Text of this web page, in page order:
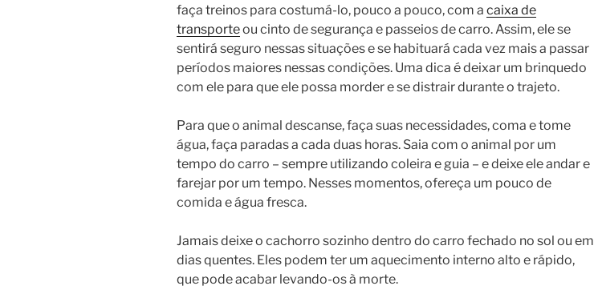
faça treinos para costumá-lo, pouco a pouco, com a caixa de
transporteou cinto de segurança e passeios de carro. Assim, ele se
sentirá seguro nessas situações e se habituará cada vez mais a passar
períodos maiores nessas condições. Uma dica é deixar um brinquedo
com ele para que ele possa morder e se distrair durante o trajeto.
Para que o animal descanse, faça suas necessidades, coma e tome
água, faça paradas a cada duas horas. Saia com o animal por um
tempo do carro – sempre utilizando coleira e guia – e deixe ele andar e
farejar por um tempo. Nesses momentos, ofereça um pouco de
comida e água fresca.
Jamais deixe o cachorro sozinho dentro do carro fechado no sol ou em
dias quentes. Eles podem ter um aquecimento interno alto e rápido,
que pode acabar levando-os à morte.